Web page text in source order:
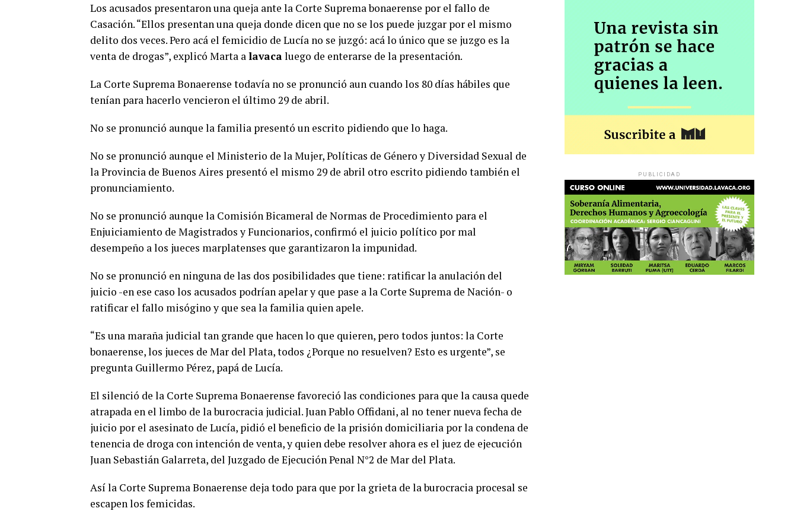
Los acusados presentaron una queja ante la Corte Suprema bonaerense por el fallo de
Casación. “Ellos presentan una queja donde dicen que no se los puede juzgar por el mismo
delito dos veces. Pero acá el femicidio de Lucía no se juzgó: acá lo único que se juzgo es la
venta de drogas”, explicó Marta alavacaluego de enterarse de la presentación.
La Corte Suprema Bonaerense todavía no se pronunció aun cuando los 80 días hábiles que
tenían para hacerlo vencieron el último 29 de abril.
No se pronunció aunque la familia presentó un escrito pidiendo que lo haga.
No se pronunció aunque el Ministerio de la Mujer, Políticas de Género y Diversidad Sexual de
la Provincia de Buenos Aires presentó el mismo 29 de abril otro escrito pidiendo también el
pronunciamiento.
No se pronunció aunque la Comisión Bicameral de Normas de Procedimiento para el
Enjuiciamiento de Magistrados y Funcionarios, confirmó el juicio político por mal
desempeño a los jueces marplatenses que garantizaron la impunidad.
No se pronunció en ninguna de las dos posibilidades que tiene: ratificar la anulación del
juicio -en ese caso los acusados podrían apelar y que pase a la Corte Suprema de Nación- o
ratificar el fallo misógino y que sea la familia quien apele.
“Es una maraña judicial tan grande que hacen lo que quieren, pero todos juntos: la Corte
bonaerense, los jueces de Mar del Plata, todos ¿Porque no resuelven? Esto es urgente”, se
pregunta Guillermo Pérez, papá de Lucía.
El silenció de la Corte Suprema Bonaerense favoreció las condiciones para que la causa quede
atrapada en el limbo de la burocracia judicial. Juan Pablo Offidani, al no tener nueva fecha de
juicio por el asesinato de Lucía, pidió el beneficio de la prisión domiciliaria por la condena de
tenencia de droga con intención de venta, y quien debe resolver ahora es el juez de ejecución
Juan Sebastián Galarreta, del Juzgado de Ejecución Penal N°2 de Mar del Plata.
Así la Corte Suprema Bonaerense deja todo para que por la grieta de la burocracia procesal se
escapen los femicidas.
PUBLICIDAD